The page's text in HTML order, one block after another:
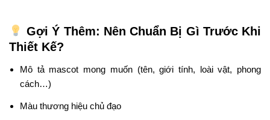
Gợi Ý Thêm: Nên Chuẩn Bị Gì Trước Khi
Thiết Kế?
Mô tả mascot mong muốn (tên, giới tính, loài vật, phong
cách…)
Màu thương hiệu chủ đạo